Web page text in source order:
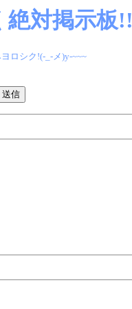
対掲示板!!
ロシク!(-_-メ)y-~~~